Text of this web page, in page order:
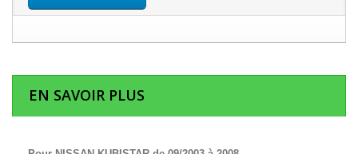
EN SAVOIR PLUS